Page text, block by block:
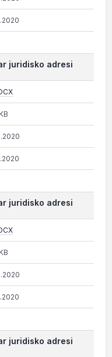
juridisko adresi
juridisko adresi
juridisko adresi